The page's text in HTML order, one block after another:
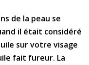
de la peau se
il était considéré
sur votre visage
fait fureur. La